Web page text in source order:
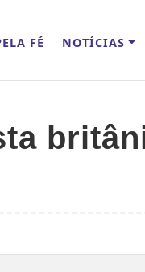
FÉ NOTÍCIAS